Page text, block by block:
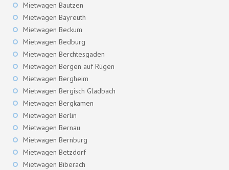
Mietwagen Bautzen
Mietwagen Bayreuth
Mietwagen Beckum
Mietwagen Bedburg
Mietwagen Berchtesgaden
Mietwagen Bergen auf Rügen
Mietwagen Bergheim
Mietwagen Bergisch Gladbach
Mietwagen Bergkamen
Mietwagen Berlin
Mietwagen Bernau
Mietwagen Bernburg
Mietwagen Betzdorf
Mietwagen Biberach